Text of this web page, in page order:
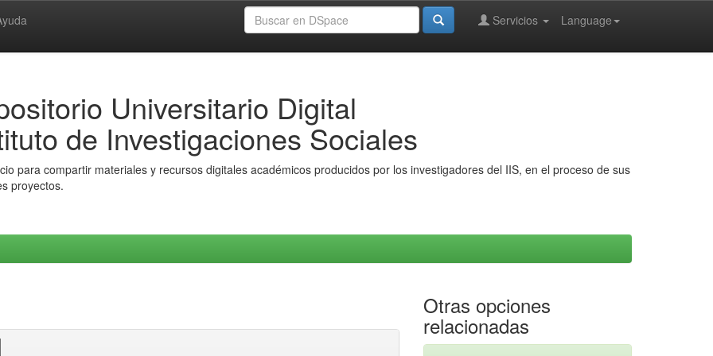
Language
Servicios
Universitario Digital
de Investigaciones Sociales
para compartir materiales y recursos digitales académicos producidos por los investigadores del IIS, en el proceso de sus
proyectos.
Otras opciones
relacionadas